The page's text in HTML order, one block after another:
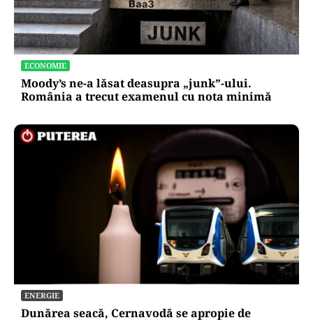
ECONOMIE
Moody’s ne-a lăsat deasupra „junk”-ului.
România a trecut examenul cu nota minimă
ENERGIE
Dunărea seacă, Cernavodă se apropie de